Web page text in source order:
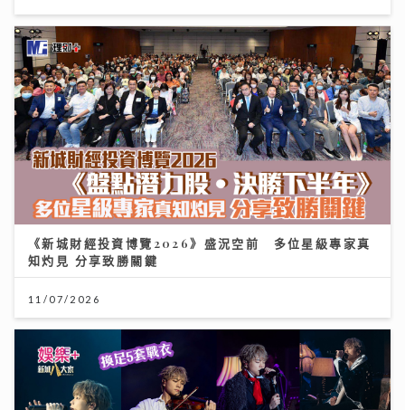
《新城財經投資博覽2026》盛況空前 多位星級專家真
知灼見 分享致勝關鍵
11/07/2026